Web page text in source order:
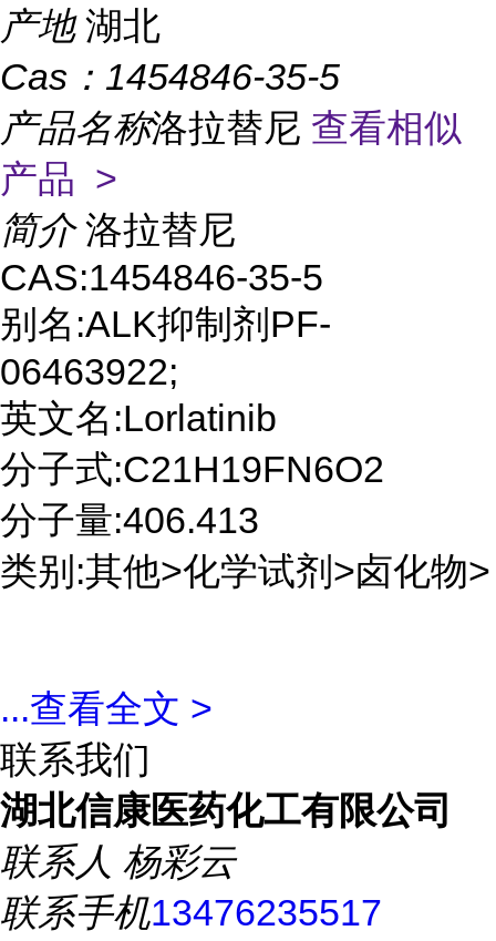
产地 湖北
Cas： 1454846-35-5
产品名称洛拉替尼 查看相似
产品 >
简介 洛拉替尼
CAS:1454846-35-5
别名:ALK抑制剂PF-
06463922;
英文名:Lorlatinib
分子式:C21H19FN6O2
分子量:406.413
类别:其他>化学试剂>卤化物>
...查看全文 >
联系我们
湖北信康医药化工有限公司
联系人 杨彩云
联系手机13476235517